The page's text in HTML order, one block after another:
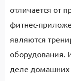
отличается от
фитнес-
являются
оборудования.
деле домашних